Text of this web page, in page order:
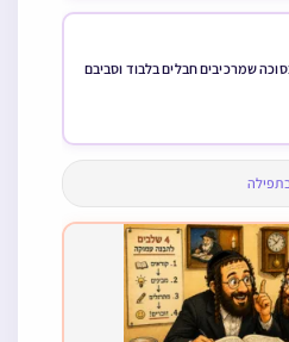
שמרכיבים חבלים בלבוד וסביבם